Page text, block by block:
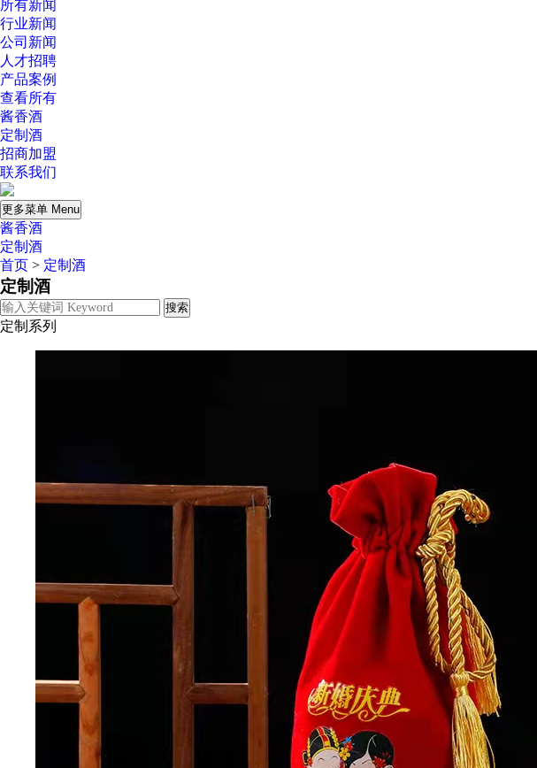
所有新闻
行业新闻
公司新闻
人才招聘
产品案例
查看所有
酱香酒
定制酒
招商加盟
联系我们
更多菜单 Menu
酱香酒
定制酒
首页 > 定制酒
定制酒
定制系列